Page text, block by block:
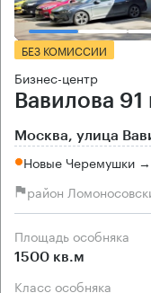
БЕЗ КОМИССИИ
Бизнес-центр
Вавилова 91
Москва, улица
Новые Черемушки
район
Площадь особняка
1500 кв.м
Класс особняка